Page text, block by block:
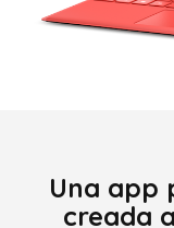
Una app
creada